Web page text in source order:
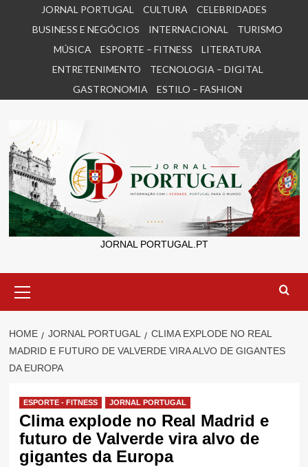
JORNAL PORTUGAL CULTURA
CELEBRIDADES
BUSINESS E NEGÓCIOS
INTERNACIONAL
TURISMO
MÚSICA
ESPORTE – FITNESS
LITERATURA
ENTRETENIMENTO
TECNOLOGIA – DIGITAL
GASTRONOMIA
ESTILO – FASHION
JORNAL PORTUGAL.PT
Menu
HOME JORNAL PORTUGAL
CLIMA EXPLODE NO REAL
MADRID E FUTURO DE VALVERDE VIRA ALVO DE GIGANTES
DA EUROPA
ESPORTE - FITNESS JORNAL PORTUGAL
Clima explode no Real Madrid e
futuro de Valverde vira alvo de
gigantes da Europa